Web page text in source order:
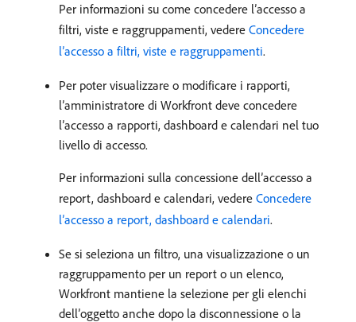
Per informazioni su come concedere l’accesso a
filtri, viste e raggruppamenti, vedere Concedere
l’accesso a filtri, viste e raggruppamenti.
Per poter visualizzare o modificare i rapporti,
l’amministratore di Workfront deve concedere
l’accesso a rapporti, dashboard e calendari nel tuo
livello di accesso.
Per informazioni sulla concessione dell’accesso a
report, dashboard e calendari, vedere Concedere
l’accesso a report, dashboard e calendari.
Se si seleziona un filtro, una visualizzazione o un
raggruppamento per un report o un elenco,
Workfront mantiene la selezione per gli elenchi
dell’oggetto anche dopo la disconnessione o la